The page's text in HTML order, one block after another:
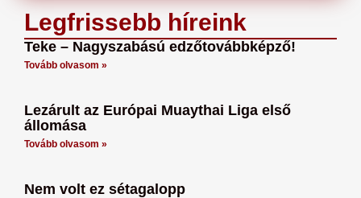
Legfrissebb híreink
Teke – Nagyszabású edzőtovábbképző!
Tovább olvasom »
Lezárult az Európai Muaythai Liga első
állomása
Tovább olvasom »
Nem volt ez sétagalopp